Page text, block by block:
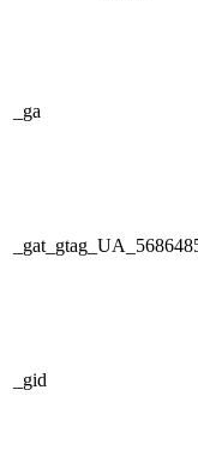
_ga
_gid